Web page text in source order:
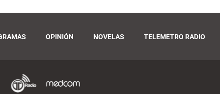
OPINIÓN NOVELAS TELEMETRO RADIO